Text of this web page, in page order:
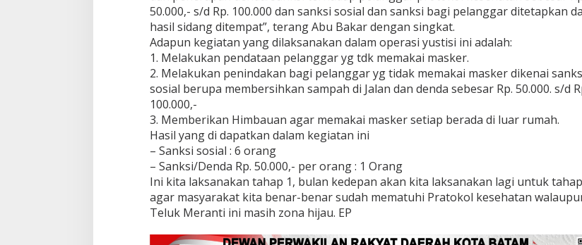
j
a
r
i
n
g
P
e
e
g
a
k
a
n
P
r
t
50.000,- s/d Rp. 100.000 dan sanksi sosial dan sanksi bagi pelanggar ditetapkan
hasil sidang ditempat”, terang Abu Bakar dengan singkat.
Adapun kegiatan yang dilaksanakan dalam operasi yustisi ini adalah:
1. Melakukan pendataan pelanggar yg tdk memakai masker.
2. Melakukan penindakan bagi pelanggar yg tidak memakai masker dikenai
sosial berupa membersihkan sampah di Jalan dan denda sebesar Rp. 50.000. s/d
100.000,-
3. Memberikan Himbauan agar memakai masker setiap berada di luar rumah.
Hasil yang di dapatkan dalam kegiatan ini
– Sanksi sosial : 6 orang
– Sanksi/Denda Rp. 50.000,- per orang : 1 Orang
Ini kita laksanakan tahap 1, bulan kedepan akan kita laksanakan lagi untuk
agar masyarakat kita benar-benar sudah mematuhi Pratokol kesehatan
Teluk Meranti ini masih zona hijau. EP